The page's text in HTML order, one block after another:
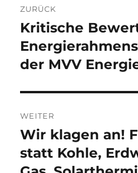
ZURÜCK
Vorheriger
Beitrag:
Kritische
der MVV
WEITER
Nächster
Beitrag:
Wir klagen an!
statt Kohle,